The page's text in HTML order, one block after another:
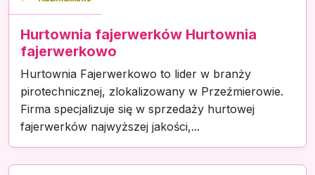
Hurtownia fajerwerków Hurtownia
fajerwerkowo
Hurtownia Fajerwerkowo to lider w branży
pirotechnicznej, zlokalizowany w Przeźmierowie.
Firma specjalizuje się w sprzedaży hurtowej
fajerwerków najwyższej jakości,...